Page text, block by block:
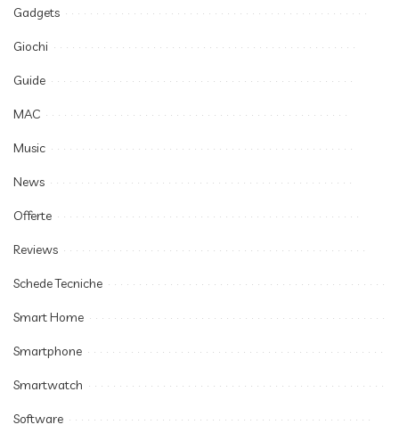
Gadgets
Giochi
Guide
MAC
Music
News
Offerte
Reviews
Schede Tecniche
Smart Home
Smartphone
Smartwatch
Software